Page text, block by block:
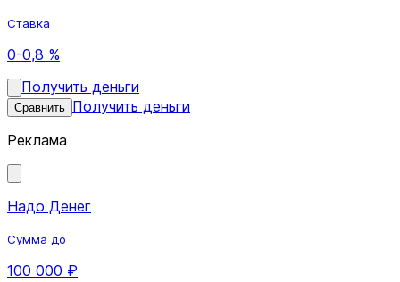
Ставка
0-0,8 %
Получить деньги
Сравнить Получить деньги
Реклама
Надо Денег
Сумма до
100 000 ₽